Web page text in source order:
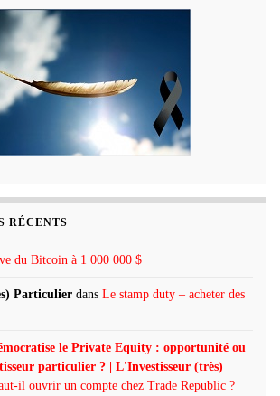
RÉCENTS
du Bitcoin à 1 000 000 $
Particulier dans Le stamp duty – acheter des
le Private Equity : opportunité ou
particulier ? | L'Investisseur (très)
il ouvrir un compte chez Trade Republic ?